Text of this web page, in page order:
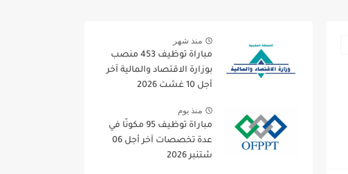
منذ شهر
مباراة توظيف 453 منصب
بوزارة الاقتصاد والمالية آخر
أجل 10 غشت 2026
منذ يوم
مباراة توظيف 95 مكونًا في
عدة تخصصات آخر أجل 06
شتنبر 2026